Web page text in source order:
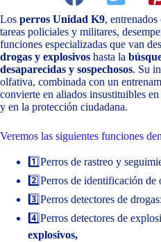
Los perros Unidad K9,
tareas policiales y militares,
funciones especializadas que van
drogas y explosivos hasta la
desaparecidas y sospechosos. Su
olfativa, combinada con un
convierte en aliados insustituibles
y en la protección ciudadana.
Veremos las siguientes funciones
1️⃣Perros de rastreo y
2️⃣Perros de identificación de
3️⃣Perros detectores de drogas:
4️⃣Perros detectores de
explosivos,